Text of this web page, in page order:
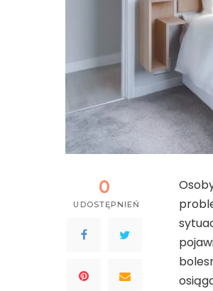
0
UDOSTĘPNIEŃ